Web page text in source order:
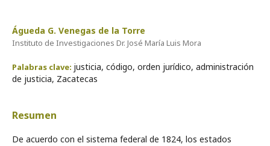
Águeda G. Venegas de la Torre
Instituto de Investigaciones Dr. José María Luis Mora
Palabras clave: justicia, código, orden jurídico, administración
de justicia, Zacatecas
Resumen
De acuerdo con el sistema federal de 1824, los estados